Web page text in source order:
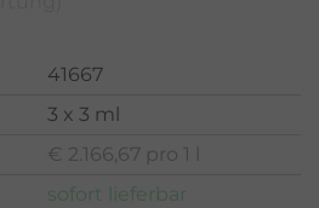
41667
3 x 3 ml
€ 2.166,67 pro 1 l
sofort lieferbar